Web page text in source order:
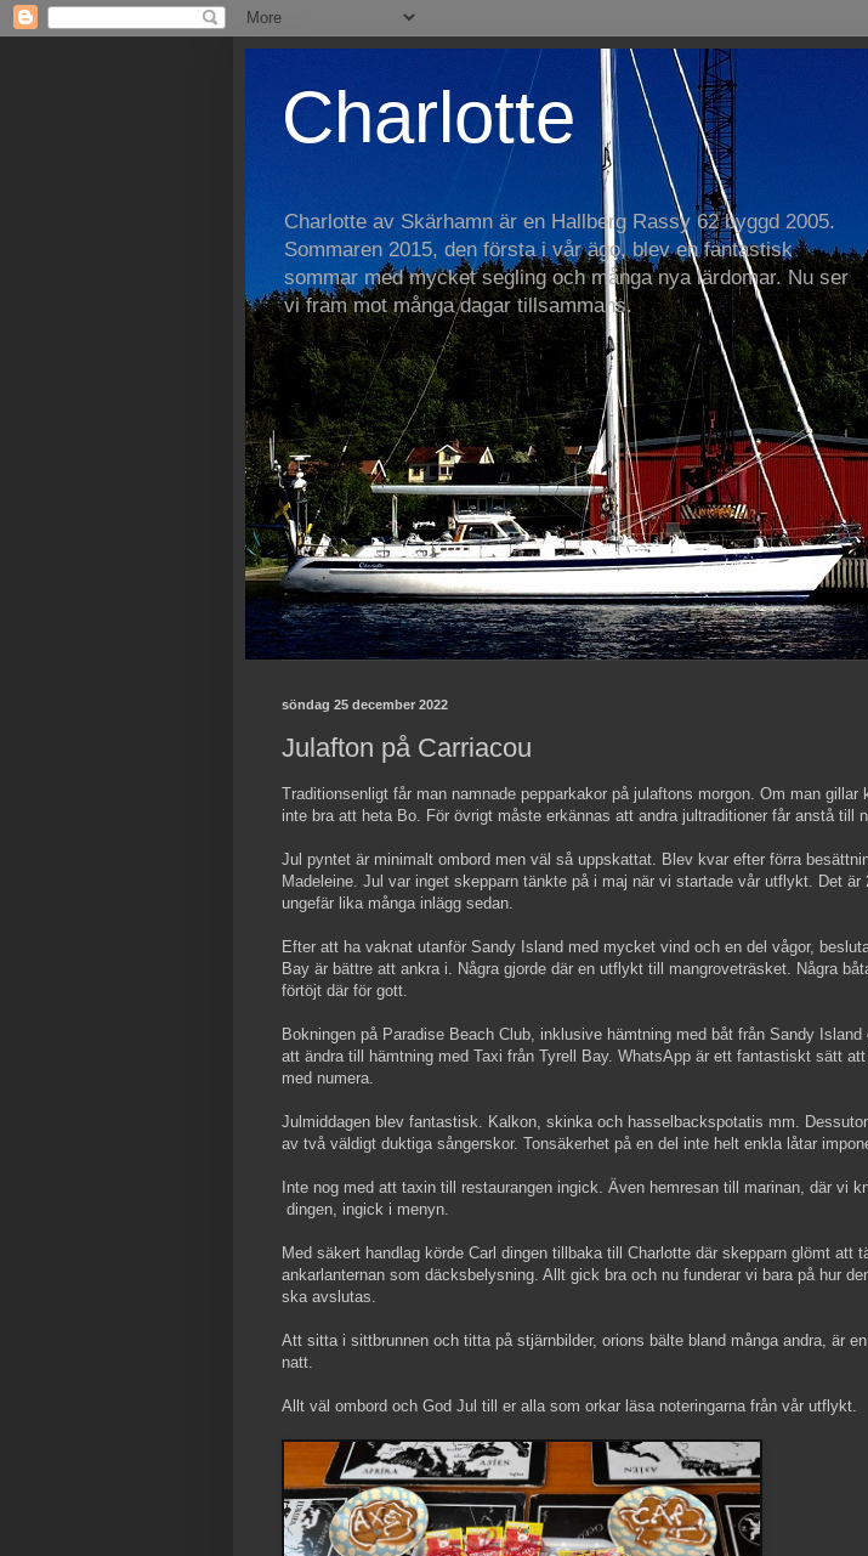
Charlotte
Charlotte av Skärhamn är en Hallberg Rassy 62 byggd 2005.
Sommaren 2015, den första i vår ägo, blev en fantastisk
sommar med mycket segling och många nya lärdomar. Nu ser
vi fram mot många dagar tillsammans.
söndag 25 december 2022
Julafton på Carriacou
Traditionsenligt får man namnade pepparkakor på julaftons morgon. Om man gillar
inte bra att heta Bo. För övrigt måste erkännas att andra jultraditioner får anstå till
Jul pyntet är minimalt ombord men väl så uppskattat. Blev kvar efter förra
Madeleine. Jul var inget skepparn tänkte på i maj när vi startade vår utflykt. Det är
ungefär lika många inlägg sedan.
Efter att ha vaknat utanför Sandy Island med mycket vind och en del vågor,
Bay är bättre att ankra i. Några gjorde där en utflykt till mangroveträsket. Några
förtöjt där för gott.
Bokningen på Paradise Beach Club, inklusive hämtning med båt från Sandy
att ändra till hämtning med Taxi från Tyrell Bay. WhatsApp är ett fantastiskt sätt
med numera.
Julmiddagen blev fantastisk. Kalkon, skinka och hasselbackspotatis mm.
av två väldigt duktiga sångerskor. Tonsäkerhet på en del inte helt enkla låtar
Inte nog med att taxin till restaurangen ingick. Även hemresan till marinan, där vi
dingen, ingick i menyn.
Med säkert handlag körde Carl dingen tillbaka till Charlotte där skepparn glömt att
ankarlanternan som däcksbelysning. Allt gick bra och nu funderar vi bara på hur
ska avslutas.
Att sitta i sittbrunnen och titta på stjärnbilder, orions bälte bland många andra, är
natt.
Allt väl ombord och God Jul till er alla som orkar läsa noteringarna från vår utflykt.